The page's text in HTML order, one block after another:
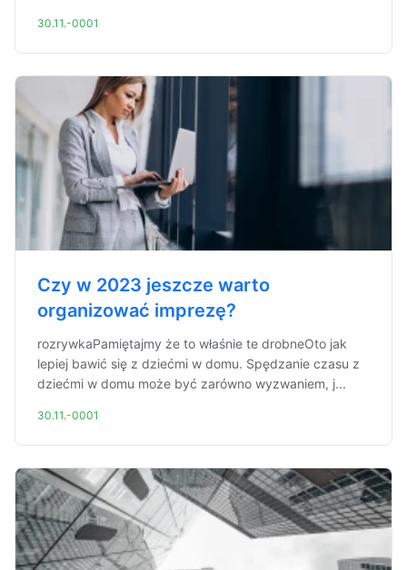
30.11.-0001
Czy w 2023 jeszcze warto
organizować imprezę?
rozrywkaPamiętajmy że to właśnie te drobneOto jak
lepiej bawić się z dziećmi w domu. Spędzanie czasu z
dziećmi w domu może być zarówno wyzwaniem, j...
30.11.-0001